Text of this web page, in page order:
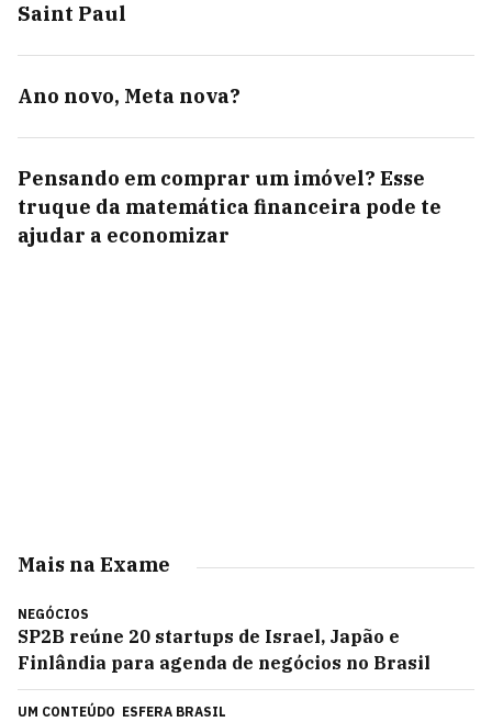
Saint Paul
Ano novo, Meta nova?
Pensando em comprar um imóvel? Esse
truque da matemática financeira pode te
ajudar a economizar
Mais na Exame
NEGÓCIOS
SP2B reúne 20 startups de Israel, Japão e
Finlândia para agenda de negócios no Brasil
UM CONTEÚDO ESFERA BRASIL